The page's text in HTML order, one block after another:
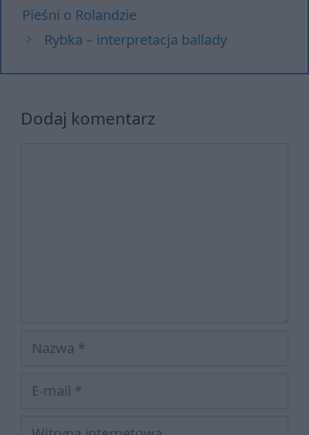
Pieśni o Rolandzie
Rybka – interpretacja ballady
Dodaj komentarz
Nazwa
Witryna